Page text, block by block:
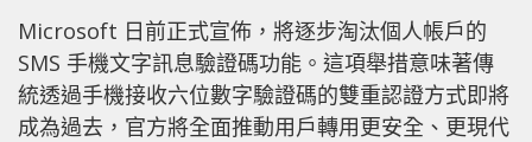
Microsoft 日前正式宣佈，將逐步淘汰個人帳戶的
SMS 手機文字訊息驗證碼功能。這項舉措意味著傳
統透過手機接收六位數字驗證碼的雙重認證方式即將
成為過去，官方將全面推動用戶轉用更安全、更現代